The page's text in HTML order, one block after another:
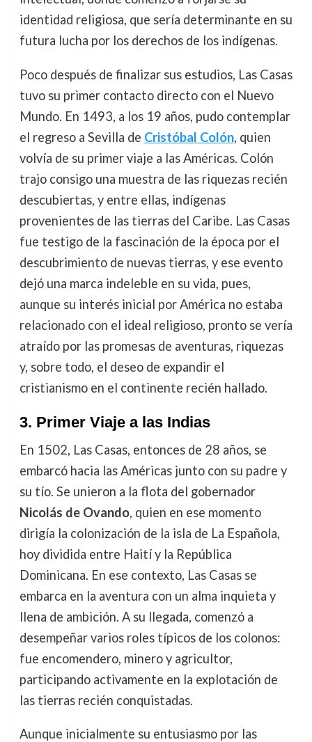
identidad religiosa, que sería determinante en su
futura lucha por los derechos de los indígenas.
Poco después de finalizar sus estudios, Las Casas
tuvo su primer contacto directo con el Nuevo
Mundo. En 1493, a los 19 años, pudo contemplar
el regreso a Sevilla de Cristóbal Colón, quien
volvía de su primer viaje a las Américas. Colón
trajo consigo una muestra de las riquezas recién
descubiertas, y entre ellas, indígenas
provenientes de las tierras del Caribe. Las Casas
fue testigo de la fascinación de la época por el
descubrimiento de nuevas tierras, y ese evento
dejó una marca indeleble en su vida, pues,
aunque su interés inicial por América no estaba
relacionado con el ideal religioso, pronto se vería
atraído por las promesas de aventuras, riquezas
y, sobre todo, el deseo de expandir el
cristianismo en el continente recién hallado.
3. Primer Viaje a las Indias
En 1502, Las Casas, entonces de 28 años, se
embarcó hacia las Américas junto con su padre y
su tío. Se unieron a la flota del gobernador
Nicolás de Ovando, quien en ese momento
dirigía la colonización de la isla de La Española,
hoy dividida entre Haití y la República
Dominicana. En ese contexto, Las Casas se
embarca en la aventura con un alma inquieta y
llena de ambición. A su llegada, comenzó a
desempeñar varios roles típicos de los colonos:
fue encomendero, minero y agricultor,
participando activamente en la explotación de
las tierras recién conquistadas.
Aunque inicialmente su entusiasmo por las